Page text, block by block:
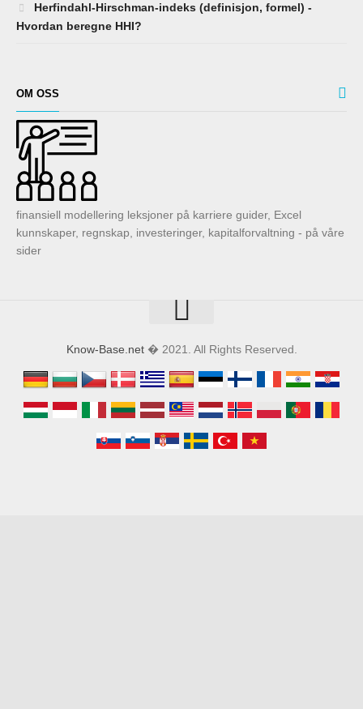
Hvordan beregne HHI?
finansiell modellering leksjoner på karriere guider, Excel
kunnskaper, regnskap, investeringer, kapitalforvaltning - på våre
sider